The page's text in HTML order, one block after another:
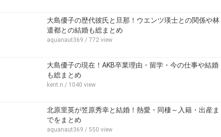
大島優子の歴代彼氏と旦那！ウエンツ瑛士との関係や林
遣都との結婚も総まとめ
aquanaut369 / 772 view
大島優子の現在！AKB卒業理由・留学・今の仕事や結婚
も総まとめ
kent.n / 1040 view
北原里英が笠原秀幸と結婚！熱愛・同棲～入籍・出産ま
でをまとめ
aquanaut369 / 550 view